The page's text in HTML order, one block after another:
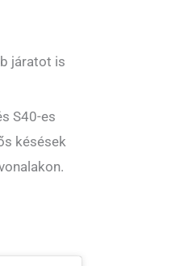
járatot is
S40-es
késések